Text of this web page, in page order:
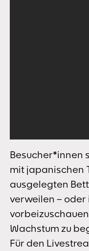
Besucher*innen
mit japanischen
ausgelegten
verweilen –
Wachstum zu
Für den